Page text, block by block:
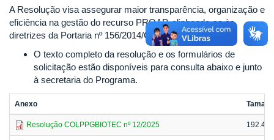
A Resolução visa assegurar maior transparência, organização e
eficiência na gestão do recurso PROAP, alinhando-se às
diretrizes da Portaria nº 156/2014/CAPES.
O texto completo da resolução e os formulários de
solicitação estão disponíveis para consulta abaixo e junto
à secretaria do Programa.
Anexo
Resolução COLPPGBIOTEC nº 12/2025 192.41